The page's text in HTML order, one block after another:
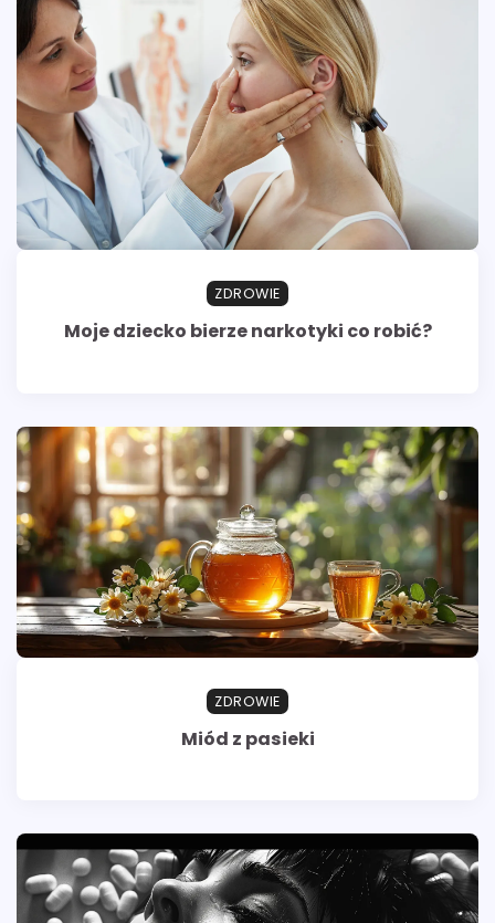
ZDROWIE
Moje dziecko bierze narkotyki co robić?
ZDROWIE
Miód z pasieki